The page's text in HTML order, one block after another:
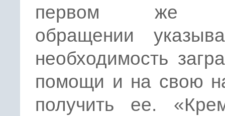
первом же
обращении
необходимость
помощи и на свою
получить ее.